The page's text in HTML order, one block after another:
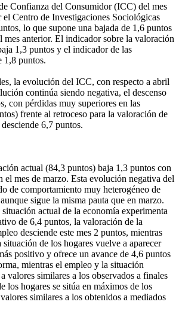
Confianza del Consumidor (ICC) del mes
Centro de Investigaciones Sociológicas
lo que supone una bajada de 1,6 puntos
mes anterior. El indicador sobre la valoración
1,3 puntos y el indicador de las
1,8 puntos.
la evolución del ICC, con respecto a abril
continúa siendo negativa, el descenso
con pérdidas muy superiores en las
frente al retroceso para la valoración de
6,7 puntos.
actual (84,3 puntos) baja 1,3 puntos con
el mes de marzo. Esta evolución negativa del
de comportamiento muy heterogéneo de
sigue la misma pauta que en marzo.
actual de la economía experimenta
de 6,4 puntos, la valoración de la
desciende este mes 2 puntos, mientras
de los hogares vuelve a aparecer
positivo y ofrece un avance de 4,6 puntos
mientras el empleo y la situación
valores similares a los observados a finales
los hogares se sitúa en máximos de los
similares a los obtenidos a mediados